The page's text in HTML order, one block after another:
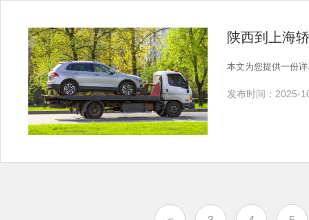
陕西到上海
本文为您提供一份
发布时间：2025-